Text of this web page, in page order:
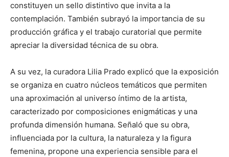
constituyen un sello distintivo que invita a la
contemplación. También subrayó la importancia de su
producción gráfica y el trabajo curatorial que permite
apreciar la diversidad técnica de su obra.
A su vez, la curadora Lilia Prado explicó que la exposición
se organiza en cuatro núcleos temáticos que permiten
una aproximación al universo íntimo de la artista,
caracterizado por composiciones enigmáticas y una
profunda dimensión humana. Señaló que su obra,
influenciada por la cultura, la naturaleza y la figura
femenina, propone una experiencia sensible para el